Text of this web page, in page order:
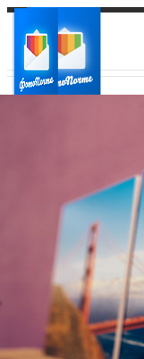
Ваш регион доставки
Выберите из списка: